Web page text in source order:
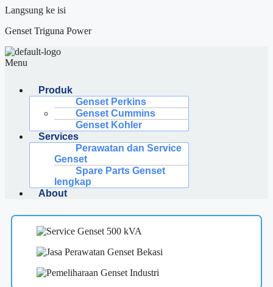
Langsung ke isi
Genset Triguna Power
Menu
Produk
Genset Perkins
Genset Cummins
Genset Kohler
Services
Perawatan dan Service
Genset
Spare Parts Genset
lengkap
About